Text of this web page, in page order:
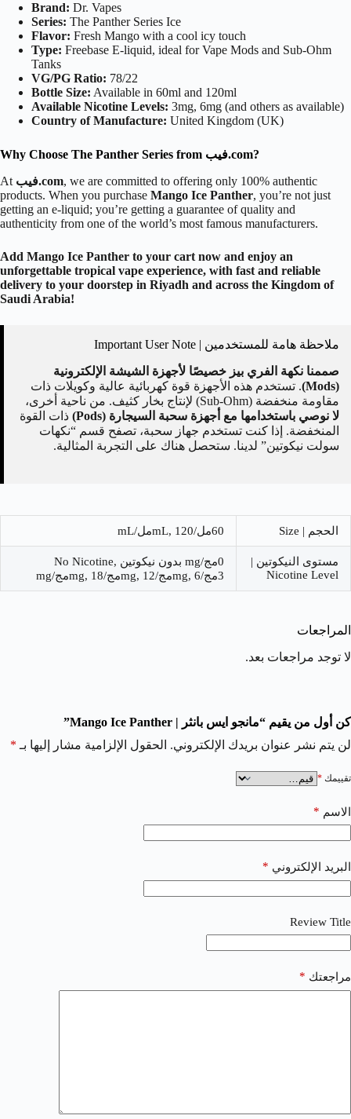
Brand: Dr. Vapes
Series: The Panther Series Ice
Flavor: Fresh Mango with a cool icy touch
Type: Freebase E-liquid, ideal for Vape Mods and Sub-Ohm
Tanks
VG/PG Ratio: 78/22
Bottle Size: Available in 60ml and 120ml
Available Nicotine Levels: 3mg, 6mg (and others as available)
Country of Manufacture: United Kingdom (UK)
Why Choose The Panther Series from فيب.com?
At
فيب.com, we are committed to offering only 100% authentic
products. When you purchase Mango Ice Panther, you’re not just
getting an e-liquid; you’re getting a guarantee of quality and
authenticity from one of the world’s most famous manufacturers.
Add Mango Ice Panther to your cart now and enjoy an
unforgettable tropical vape experience, with fast and reliable
delivery to your doorstep in Riyadh and across the Kingdom of
Saudi Arabia!
ملاحظة هامة للمستخدمين | Important User Note
صممنا نكهة الفري بيز خصيصًا لأجهزة الشيشة الإلكترونية
(Mods)
. تستخدم هذه الأجهزة قوة كهربائية عالية وكويلات ذات
مقاومة منخفضة (Sub-Ohm) لإنتاج بخار كثيف. من ناحية أخرى،
لا نوصي باستخدامها مع أجهزة سحبة السيجارة (Pods)
ذات القوة
المنخفضة. إذا كنت تستخدم جهاز سحبة، تصفح قسم “نكهات
سولت نيكوتين” لدينا. ستحصل هناك على التجربة المثالية.
الحجم | Size 60مل/mL, 120مل/mL
مستوى النيكوتين |
Nicotine Level
0مج/mg بدون نيكوتين No Nicotine,
3مج/mg, 6مج/mg, 12مج/mg, 18مج/mg
المراجعات
لا توجد مراجعات بعد.
كن أول من يقيم “مانجو ايس بانثر | Mango Ice Panther”
لن يتم نشر عنوان بريدك الإلكتروني. الحقول الإلزامية مشار إليها بـ *
تقييمك *
الاسم *
البريد الإلكتروني *
Review Title
مراجعتك *